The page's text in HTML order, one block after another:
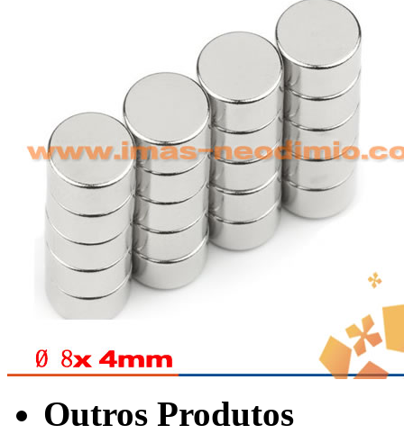
Outros Produtos